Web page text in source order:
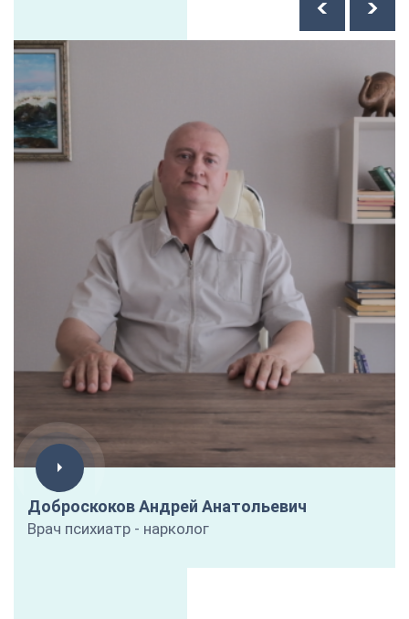
Доброскоков Андрей Анатольевич
Врач психиатр - нарколог